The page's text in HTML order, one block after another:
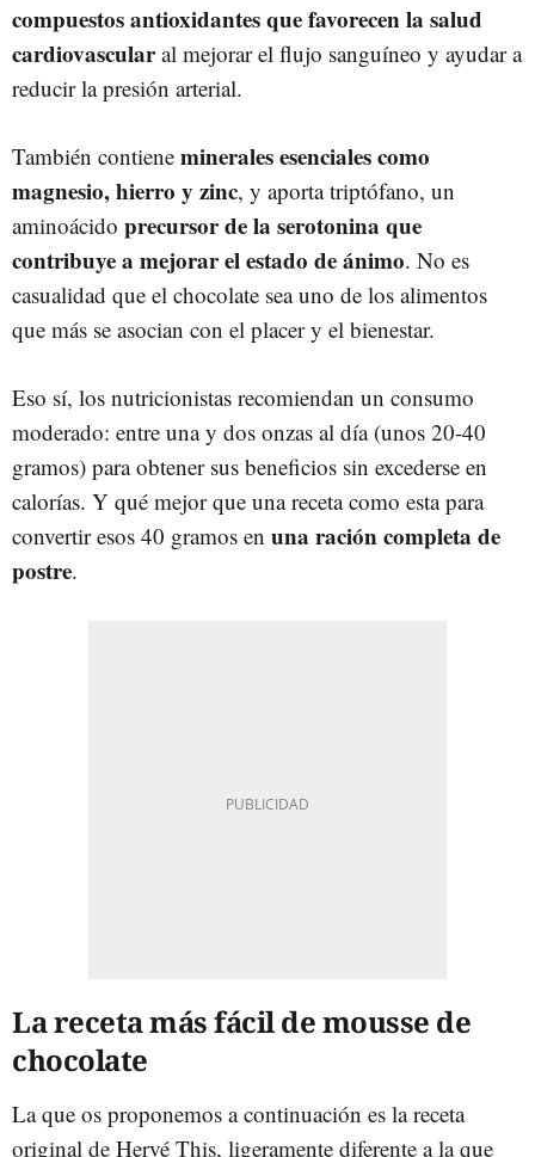
compuestos antioxidantes que favorecen la salud
cardiovascularal mejorar el flujo sanguíneo y ayudar a
reducir la presión arterial.
También contiene minerales esenciales como
magnesio, hierro y zinc, y aporta triptófano, un
aminoácido precursor de la serotonina que
contribuye a mejorar el estado de ánimo. No es
casualidad que el chocolate sea uno de los alimentos
que más se asocian con el placer y el bienestar.
Eso sí, los nutricionistas recomiendan un consumo
moderado: entre una y dos onzas al día (unos 20-40
gramos) para obtener sus beneficios sin excederse en
calorías. Y qué mejor que una receta como esta para
convertir esos 40 gramos en una ración completa de
postre.
La receta más fácil de mousse de
chocolate
La que os proponemos a continuación es la receta
original de Hervé This, ligeramente diferente a la que